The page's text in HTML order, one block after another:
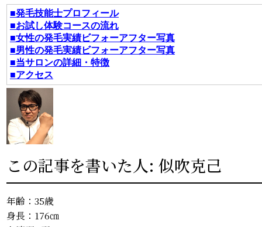
■発毛技能士プロフィール
■お試し体験コースの流れ
■女性の発毛実績ビフォーアフター写真
■男性の発毛実績ビフォーアフター写真
■当サロンの詳細・特徴
■アクセス
この記事を書いた人: 似吹克己
年齢：35歳
身長：176㎝